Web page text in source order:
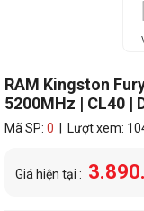
RAM Kingston
5200MHz | CL40 |
Mã SP: 0 | Lượt xem:
Giá hiện tại :